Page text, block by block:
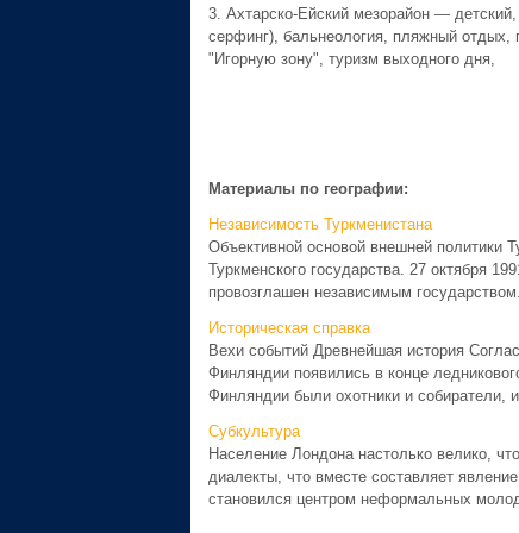
3. Ахтарско-Ейский мезорайон —
серфинг), бальнеология, пляжный отдых,
"Игорную зону", туризм выходного дня,
Материалы по географии:
Независимость Туркменистана
Объективной основой внешней политики
Туркменского государства. 27 октября
провозглашен независимым
Историческая справка
Вехи событий Древнейшая история
Финляндии появились в конце
Финляндии были охотники и собиратели,
Субкультура
Население Лондона настолько велико,
диалекты, что вместе составляет
становился центром неформальных